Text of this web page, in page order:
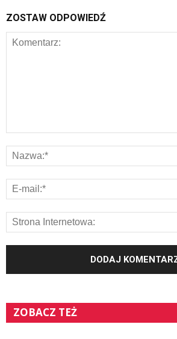
ZOSTAW ODPOWIEDŹ
ZOBACZ TEŻ